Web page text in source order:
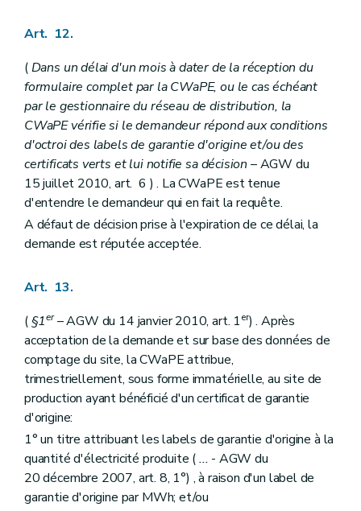
Art. 12.
(Dans un délai d'un mois à dater de la réception du
formulaire complet par la CWaPE, ou le cas échéant
par le gestionnaire du réseau de distribution, la
CWaPE vérifie si le demandeur répond aux conditions
d'octroi des labels de garantie d'origine et/ou des
certificats verts et lui notifie sa décision – AGW du
15 juillet 2010, art. 6 ) . La CWaPE est tenue
d'entendre le demandeur qui en fait la requête.
A défaut de décision prise à l'expiration de ce délai, la
demande est réputée acceptée.
Art. 13.
( §1er– AGW du 14 janvier 2010, art. 1er) . Après
acceptation de la demande et sur base des données de
comptage du site, la CWaPE attribue,
trimestriellement, sous forme immatérielle, au site de
production ayant bénéficié d'un certificat de garantie
d'origine:
1° un titre attribuant les labels de garantie d'origine à la
quantité d'électricité produite (... - AGW du
20 décembre 2007, art. 8, 1°) , à raison d'un label de
garantie d'origine par MWh; et/ou